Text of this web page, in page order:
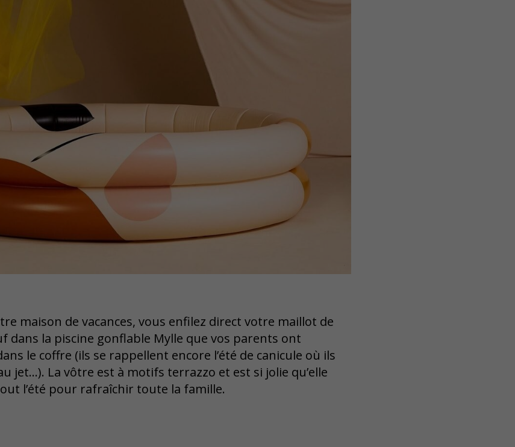
maison de vacances, vous enfilez direct votre maillot de
dans la piscine gonflable Mylle que vos parents ont
le coffre (ils se rappellent encore l’été de canicule où ils
jet...). La vôtre est à motifs terrazzo et est si jolie qu’elle
l’été pour rafraîchir toute la famille.